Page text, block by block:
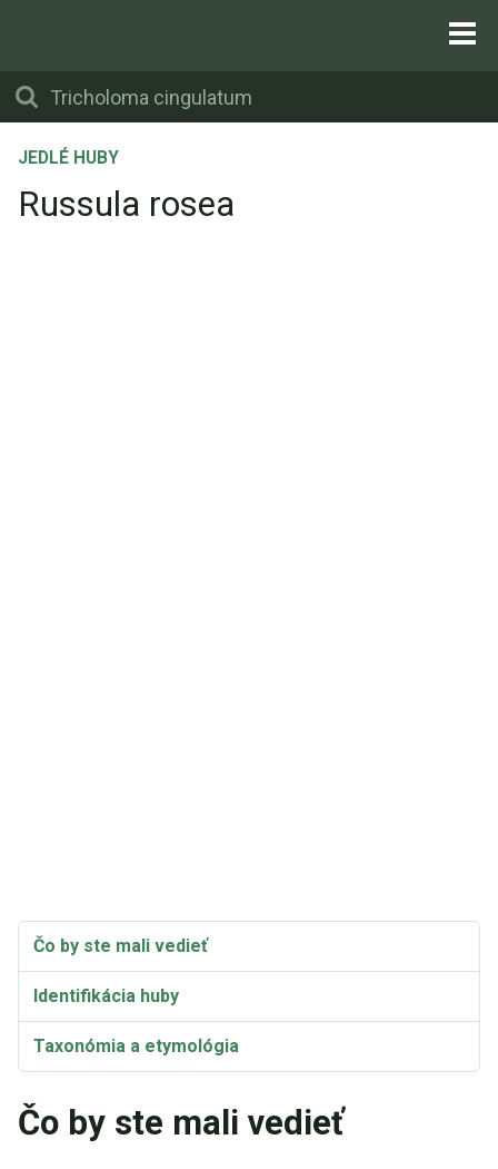
JEDLÉ HUBY
Russula rosea
Čo by ste mali vedieť
Identifikácia huby
Taxonómia a etymológia
Čo by ste mali vedieť